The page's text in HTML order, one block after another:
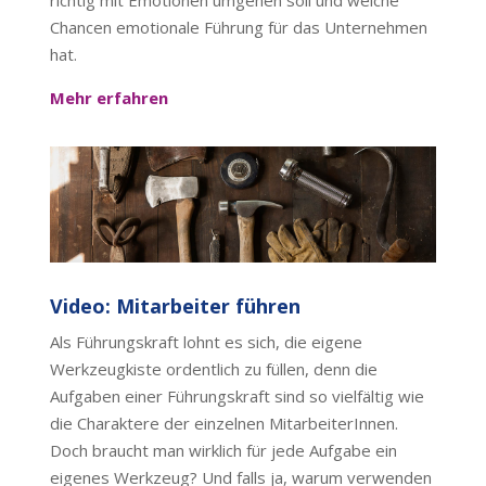
Chancen emotionale Führung für das Unternehmen
hat.
Mehr erfahren
Video: Mitarbeiter führen
Als Führungskraft lohnt es sich, die eigene
Werkzeugkiste ordentlich zu füllen, denn die
Aufgaben einer Führungskraft sind so vielfältig wie
die Charaktere der einzelnen MitarbeiterInnen.
Doch braucht man wirklich für jede Aufgabe ein
eigenes Werkzeug? Und falls ja, warum verwenden